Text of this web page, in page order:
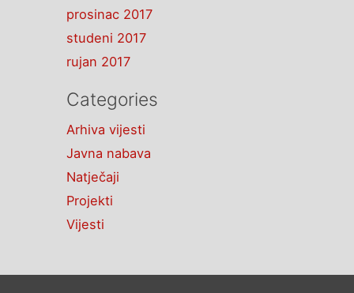
prosinac 2017
studeni 2017
rujan 2017
Categories
Arhiva vijesti
Javna nabava
Natječaji
Projekti
Vijesti